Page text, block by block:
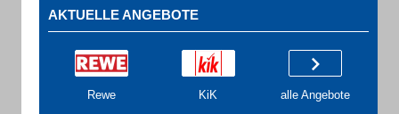
AKTUELLE ANGEBOTE
Rewe KiK alle Angebote